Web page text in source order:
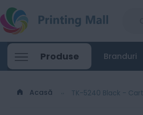
Produse Branduri
Acasă TK-5240 Black -
TK-5240 Black -
338 47Lei